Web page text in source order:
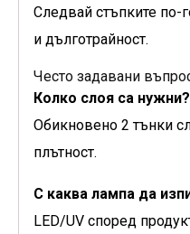
Следвай стъпките по-
и дълготрайност.
Често задавани
Колко слоя са нужни?
Обикновено 2 тънки
плътност.
С каква лампа да
LED/UV според